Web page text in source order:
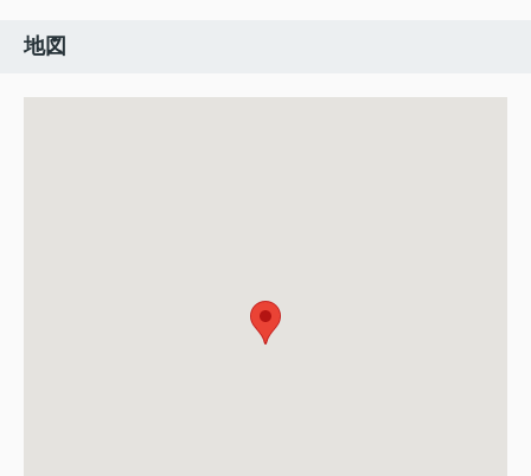
地図